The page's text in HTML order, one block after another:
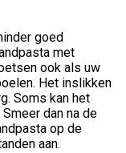
goed
met
ook als uw
Het inslikken
Soms kan het
dan na de
op de
aan.